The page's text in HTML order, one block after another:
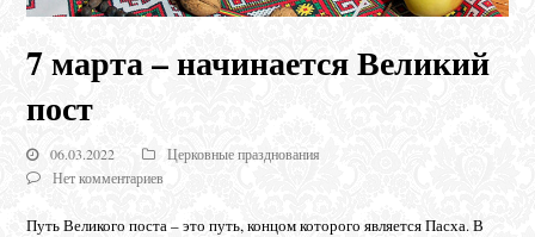
7 марта – начинается Великий
пост
06.03.2022
Церковные празднования
Нет комментариев
Путь Великого поста – это путь, концом которого является Пасха. В